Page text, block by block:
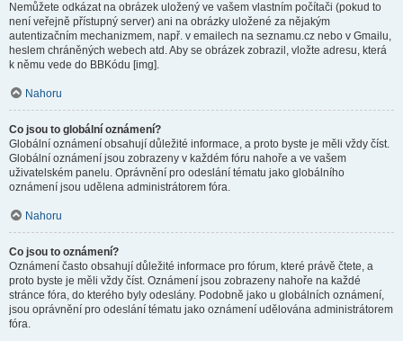
Nemůžete odkázat na obrázek uložený ve vašem vlastním počítači (pokud to
není veřejně přístupný server) ani na obrázky uložené za nějakým
autentizačním mechanizmem, např. v emailech na seznamu.cz nebo v Gmailu,
heslem chráněných webech atd. Aby se obrázek zobrazil, vložte adresu, která
k němu vede do BBKódu [img].
Nahoru
Co jsou to globální oznámení?
Globální oznámení obsahují důležité informace, a proto byste je měli vždy číst.
Globální oznámení jsou zobrazeny v každém fóru nahoře a ve vašem
uživatelském panelu. Oprávnění pro odeslání tématu jako globálního
oznámení jsou udělena administrátorem fóra.
Nahoru
Co jsou to oznámení?
Oznámení často obsahují důležité informace pro fórum, které právě čtete, a
proto byste je měli vždy číst. Oznámení jsou zobrazeny nahoře na každé
stránce fóra, do kterého byly odeslány. Podobně jako u globálních oznámení,
jsou oprávnění pro odeslání tématu jako oznámení udělována administrátorem
fóra.